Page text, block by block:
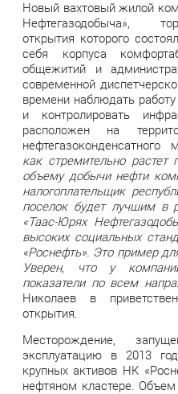
Новый вахтовый жилой
Нефтегазодобыча»,
открытия которого
себя корпуса
общежитий и
современной
времени наблюдать
и контролировать
расположен на
нефтегазоконденсатного
как стремительно растет
объему добычи нефти
налогоплательщик
поселок будет лучшим в
«Таас-Юрях
высоких социальных
«Роснефть». Это пример
Уверен, что у
показатели по всем
Николаев в
открытия.
Месторождение,
эксплуатацию в 2013
крупных активов НК
нефтяном кластере.